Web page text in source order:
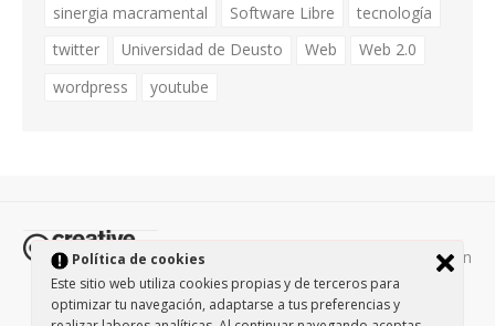
Política de cookies
Este sitio web utiliza cookies propias y de terceros para
optimizar tu navegación, adaptarse a tus preferencias y
sinergia macramental
Software Libre
tecnología
twitter
Universidad de Deusto Web
Web 2.0
wordpress
youtube
Todos los contenidos de esta página están
protegidos por la licencia Creative Commons Attribution-
NonCommercial-ShareAlike 3.0. / Política de privacidad